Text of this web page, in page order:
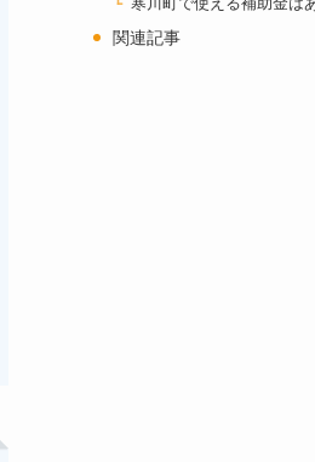
寒川町で使える補助金は
関連記事